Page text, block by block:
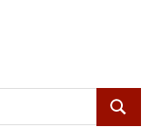
ПОИСК